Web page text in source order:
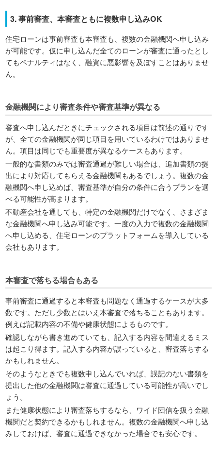
3. 事前審査、本審査ともに複数申し込みOK
住宅ローンは事前審査も本審査も、複数の金融機関へ申し込み
が可能です。仮に申し込んだ全てのローンが審査に通ったとし
てもペナルティはなく、融資に悪影響を及ぼすことはありませ
ん。
金融機関により審査条件や審査基準が異なる
審査へ申し込んだときにチェックされる項目は前述の通りです
が、全ての金融機関が同じ項目を用いているわけではありませ
ん。項目は同じでも重要度が異なるケースもあります。
一般的な書類のみでは審査通過が難しい場合は、追加書類の提
出により対応してもらえる金融機関もあるでしょう。複数の金
融機関へ申し込めば、審査基準が自分の条件に合うプランを選
べる可能性が高まります。
不動産会社を通しても、特定の金融機関だけでなく、さまざま
な金融機関へ申し込み可能です。一度の入力で複数の金融機関
へ申し込める、住宅ローンのプラットフォームを導入している
会社もあります。
本審査で落ちる場合もある
事前審査に通過すると本審査も問題なく通過するケースが大多
数です。ただし少数とはいえ本審査で落ちることもあります。
例えば記載内容の不備や健康状態によるものです。
確認しながら書き進めていても、記入する内容を間違えるミス
は起こり得ます。記入する内容が誤っていると、審査落ちする
かもしれません。
そのようなときでも複数申し込んでいれば、誤記のない書類を
提出した他の金融機関は審査に通過している可能性が高いでし
ょう。
また健康状態により審査落ちするなら、ワイド団信を扱う金融
機関だと契約できるかもしれません。複数の金融機関へ申し込
みしておけば、審査に通過できなかった場合でも安心です。